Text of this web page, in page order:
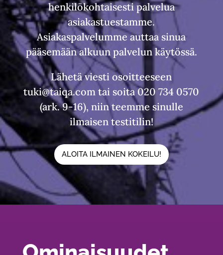
henkilökohtaisesti palvelua
asiakastuestamme.
Asiakaspalvelumme auttaa sinua
pääsemään alkuun palvelun käytössä.
Lähetä viesti osoitteeseen
tuki@taiqa.com tai soita 020 734 0570
(ark. 9-16), niin teemme sinulle
ilmaisen testitilin!
ALOITA ILMAINEN KOKEILU!